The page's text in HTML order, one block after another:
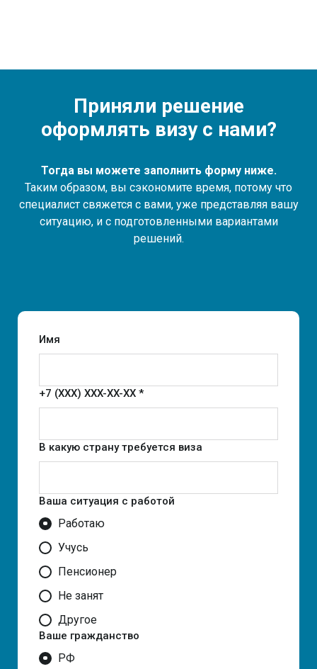
Приняли решение
оформлять визу с нами?
Тогда вы можете заполнить форму ниже.
Таким образом, вы сэкономите время, потому что
специалист свяжется с вами, уже представляя вашу
ситуацию, и с подготовленными вариантами
решений.
Имя
+7 (XXX) XXX-XX-XX *
В какую страну требуется виза
Ваша ситуация с работой
Работаю
Учусь
Пенсионер
Не занят
Другое
Ваше гражданство
РФ